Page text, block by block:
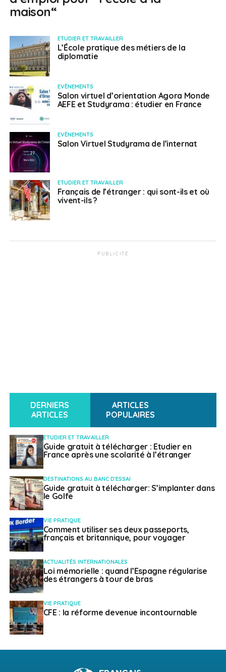
maison“
ETUDIER ET TRAVAILLER
L’École pratique des métiers de la
diplomatie
EVÈNEMENTS
Salon virtuel d’orientation Agora Monde
AEFE et Studyrama : étudier en France
EVÈNEMENTS
Salon Virtuel Studyrama de l’internat
ETUDIER ET TRAVAILLER
Français de l’étranger : qui sont-ils et où
vivent-ils ?
PUBLICITÉ
DERNIERS
ARTICLES
ARTICLES
POPULAIRES
ETUDIER ET TRAVAILLER
Guide gratuit à télécharger : Etudier en
France après une scolarité à l’étranger
DESTINATIONS AU BANC D'ESSAI
Guide gratuit à télécharger: S’implanter dans
le Golfe
VIE PRATIQUE
Comment utiliser ses deux passeports,
français et britannique, pour voyager
ACTUALITÉS INTERNATIONALES
Loi mémorielle : quand l’Espagne régularise
des étrangers à tour de bras
VIE PRATIQUE
CFE : la réforme devenue incontournable